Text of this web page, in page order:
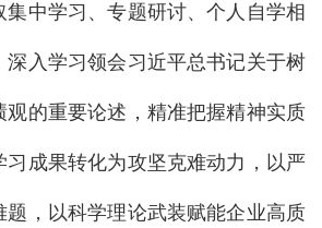
集中学习、专题研讨、个人自学相
深入学习领会习近平总书记关于树
观的重要论述，精准把握精神实质
习成果转化为攻坚克难动力，以严
题，以科学理论武装赋能企业高质